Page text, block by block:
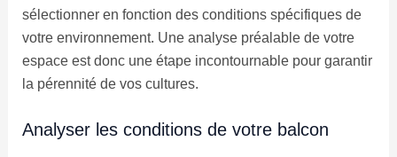
sélectionner en fonction des conditions spécifiques de
votre environnement. Une analyse préalable de votre
espace est donc une étape incontournable pour garantir
la pérennité de vos cultures.
Analyser les conditions de votre balcon